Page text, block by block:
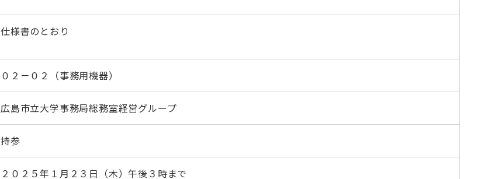
仕様書のとおり
０２－０２（事務用機器）
広島市立大学事務局総務室経営グループ
持参
２０２５年１月２３日（木）午後３時まで